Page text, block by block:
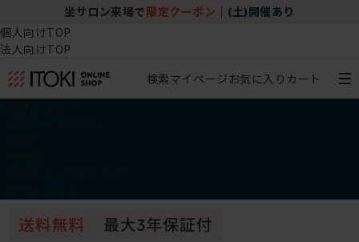
坐サロン来場で 限定クーポン (土)開催あり
個人向けTOP
法人向けTOP
検索マイページ お気に入り カート